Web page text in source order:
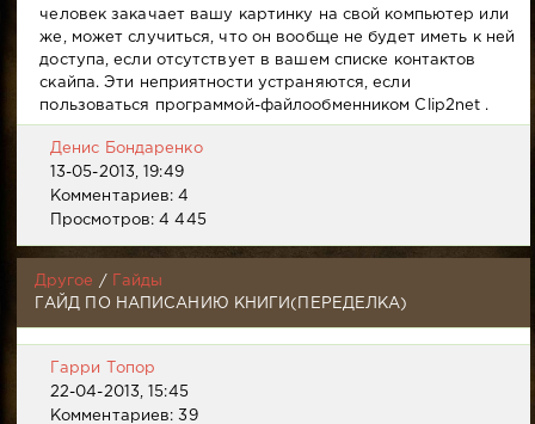
человек закачает вашу картинку на свой компьютер или
же, может случиться, что он вообще не будет иметь к ней
доступа, если отсутствует в вашем списке контактов
скайпа. Эти неприятности устраняются, если
пользоваться программой-файлообменником Clip2net .
Денис Бондаренко
13-05-2013, 19:49
Комментариев: 4
Просмотров: 4 445
Другое /
Гайды
ГАЙД ПО НАПИСАНИЮ КНИГИ(ПЕРЕДЕЛКА)
Гарри Топор
22-04-2013, 15:45
Комментариев: 39